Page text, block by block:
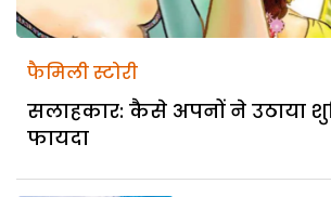
फैमिली स्टोरी
सलाहकार: कैसे अपनों ने उठाया
फायदा